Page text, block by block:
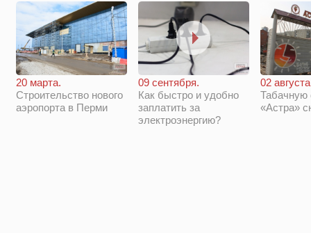
20 марта.
Строительство нового
аэропорта в Перми
09 сентября.
Как быстро и удобно
заплатить за
электроэнергию?
02
Табачную
«Астра»